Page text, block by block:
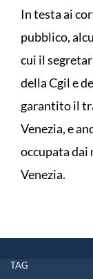
In testa ai
pubblico,
cui il
della Cgil e
garantito il
Venezia, e
occupata dai
Venezia.
TAG